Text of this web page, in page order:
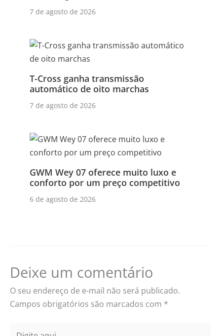
7 de agosto de 2026
T-Cross ganha transmissão
automático de oito marchas
7 de agosto de 2026
GWM Wey 07 oferece muito luxo e
conforto por um preço competitivo
6 de agosto de 2026
Deixe um comentário
O seu endereço de e-mail não será publicado.
Campos obrigatórios são marcados com *